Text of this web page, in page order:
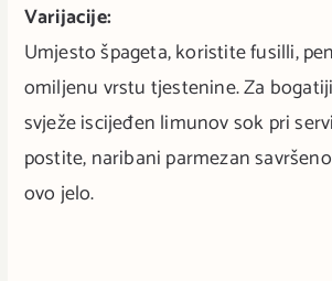
Varijacije:
Umjesto špageta, koristite fusilli,
omiljenu vrstu tjestenine. Za
svježe iscijeđen limunov sok pri
postite, naribani parmezan
ovo jelo.